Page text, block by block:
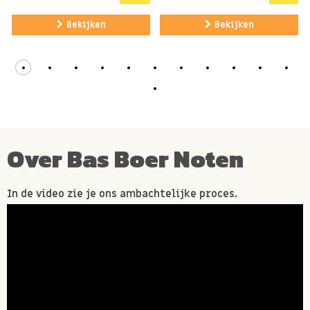
knapperige dipstokjes en Italiaanse tapenade's
hebben?Bekijk ze allemaal hier!
Bekijken Bekijken
Over Bas Boer Noten
In de video zie je ons ambachtelijke proces.